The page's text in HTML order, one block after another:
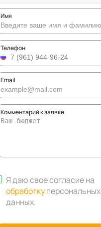
Имя
Телефон
Email
Комментарий к заявке
Я даю свое согласие на
обработкуперсональных
данных.